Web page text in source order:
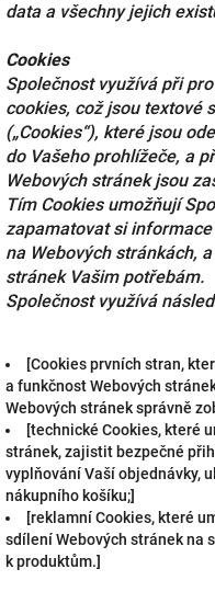
data a všechny jejich
Cookies
Společnost využívá při
cookies, což jsou textové
(„Cookies“), které jsou
do Vašeho prohlížeče, a
Webových stránek jsou
Tím Cookies umožňují
zapamatovat si
na Webových stránkách,
stránek Vašim potřebám.
Společnost využívá
[Cookies prvních stran,
a funkčnost Webových
Webových stránek správně
[technické Cookies, které
stránek, zajistit bezpečné
vyplňování Vaší objednávky,
nákupního košíku;]
[reklamní Cookies, které
sdílení Webových stránek na
k produktům.]